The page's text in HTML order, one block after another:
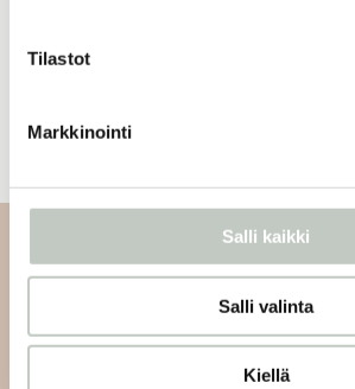
Tilastot
Markkinointi
Salli kaikki
Salli valinta
Kiellä
Tilaa
Tilaa uutiskirjeemme ja saat tiedon